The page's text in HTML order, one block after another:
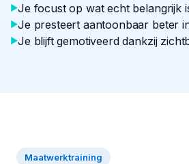
Je focust op wat echt belangrijk
Je presteert aantoonbaar beter
Je blijft gemotiveerd dankzij
Maatwerktraining